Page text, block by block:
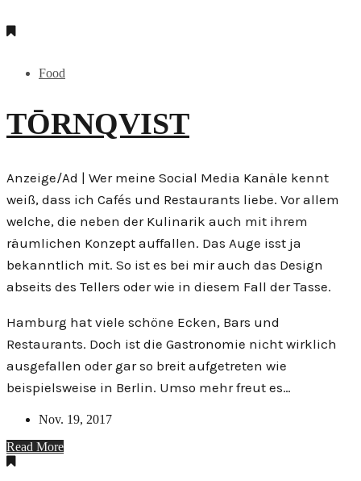
Food
TŌRNQVIST
Anzeige/Ad | Wer meine Social Media Kanäle kennt
weiß, dass ich Cafés und Restaurants liebe. Vor allem
welche, die neben der Kulinarik auch mit ihrem
räumlichen Konzept auffallen. Das Auge isst ja
bekanntlich mit. So ist es bei mir auch das Design
abseits des Tellers oder wie in diesem Fall der Tasse.
Hamburg hat viele schöne Ecken, Bars und
Restaurants. Doch ist die Gastronomie nicht wirklich
ausgefallen oder gar so breit aufgetreten wie
beispielsweise in Berlin. Umso mehr freut es…
Nov. 19, 2017
Read More